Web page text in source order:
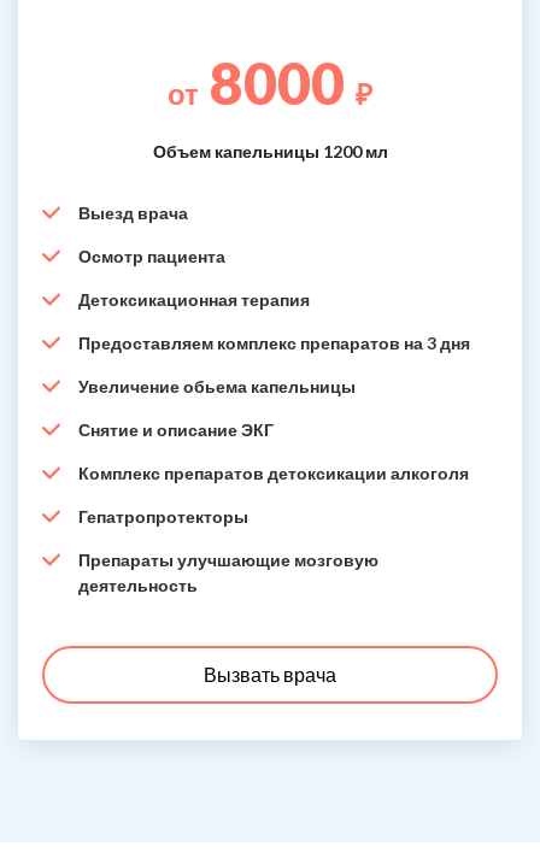
от 8000 ₽
Объем капельницы 1200 мл
Выезд врача
Осмотр пациента
Детоксикационная терапия
Предоставляем комплекс препаратов на 3 дня
Увеличение обьема капельницы
Снятие и описание ЭКГ
Комплекс препаратов детоксикации алкоголя
Гепатропротекторы
Препараты улучшающие мозговую
деятельность
Вызвать врача